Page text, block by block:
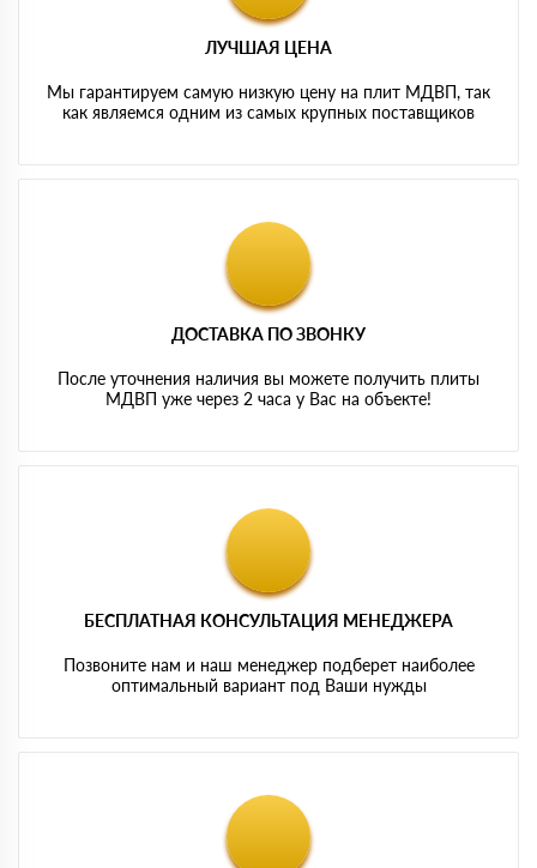
ЛУЧШАЯ ЦЕНА
Мы гарантируем самую низкую цену на плит МДВП, так
как являемся одним из самых крупных поставщиков
ДОСТАВКА ПО ЗВОНКУ
После уточнения наличия вы можете получить плиты
МДВП уже через 2 часа у Вас на объекте!
БЕСПЛАТНАЯ КОНСУЛЬТАЦИЯ МЕНЕДЖЕРА
Позвоните нам и наш менеджер подберет наиболее
оптимальный вариант под Ваши нужды